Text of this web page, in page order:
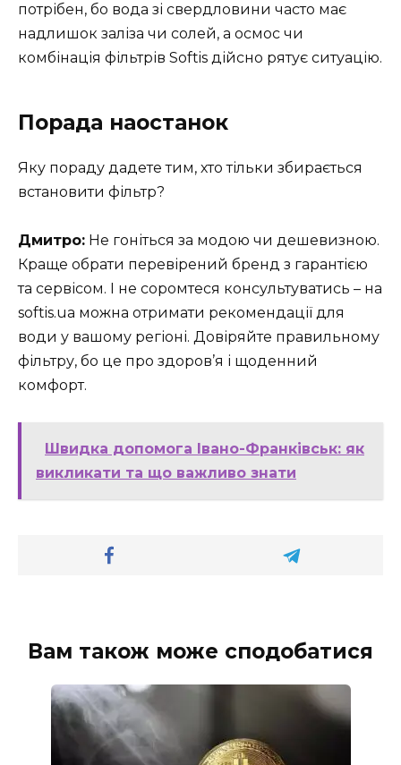
потрібен, бо вода зі свердловини часто має
надлишок заліза чи солей, а осмос чи
комбінація фільтрів Softis дійсно рятує ситуацію.
Порада наостанок
Яку пораду дадете тим, хто тільки збирається
встановити фільтр?
Дмитро: Не гоніться за модою чи дешевизною.
Краще обрати перевірений бренд з гарантією
та сервісом. І не соромтеся консультуватись – на
softis.ua можна отримати рекомендації для
води у вашому регіоні. Довіряйте правильному
фільтру, бо це про здоров’я і щоденний
комфорт.
Швидка допомога Івано-Франківськ: як
викликати та що важливо знати
Вам також може сподобатися